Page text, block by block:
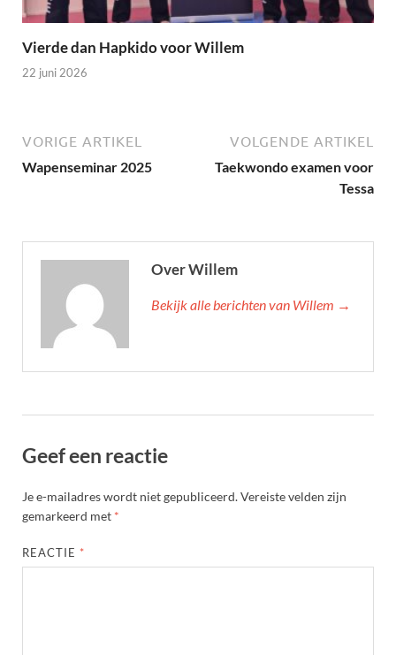
Vierde dan Hapkido voor Willem
22 juni 2026
VORIGE ARTIKEL
Wapenseminar 2025
VOLGENDE ARTIKEL
Taekwondo examen voor
Tessa
Over Willem
Bekijk alle berichten van Willem →
Geef een reactie
Je e-mailadres wordt niet gepubliceerd.Vereiste velden zijn
gemarkeerd met *
REACTIE *